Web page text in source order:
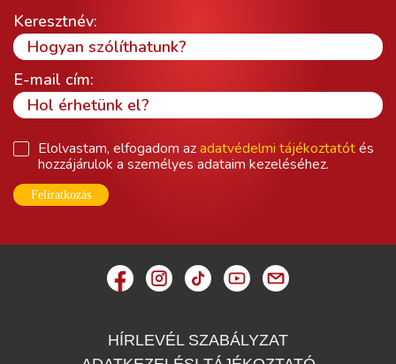
Keresztnév:
E-mail cím:
Elolvastam, elfogadom azadatvédelmi tájékoztatótés
hozzájárulok a személyes adataim kezeléséhez.
Feliratkozás
HÍRLEVÉL SZABÁLYZAT